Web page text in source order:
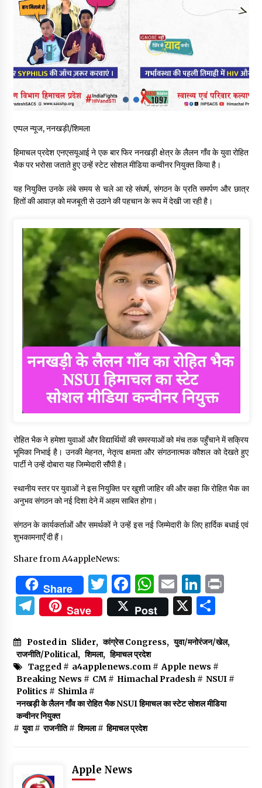
भवन एवं अन्य सन्निर्माण कामगार शीघ्र करवाएं ई-श्रम पोर्टल पर पंजीकरण
05/08/2026
ऊना में PWD का जेई 8 हजार रुपये रिश्वत लेते गिरफ्तार, ठेकेदार का बिल
पास करने के लिए मांगी थी घूस
05/08/2026
ने कहा- “हर पैसे का हिसाब जनता को मिले”
भाजपा का कांग्रेस सरकार पर हमला, प्रतिशोध की राजनीति के खिलाफ कल
04/08/2026
अंतिम तिथि अब 21 अगस्त
04/08/2026
एप्पल न्यूज, ननखड़ी/शिमला
हिमाचल प्रदेश एनएसयूआई ने एक बार फिर ननखड़ी क्षेत्र के लैलन गाँव के युवा रोहित
भैक पर भरोसा जताते हुए उन्हें स्टेट सोशल मीडिया कन्वीनर नियुक्त किया है।
यह नियुक्ति उनके लंबे समय से चले आ रहे संघर्ष, संगठन के प्रति समर्पण और छात्र
हितों की आवाज़ को मजबूती से उठाने की पहचान के रूप में देखी जा रही है।
रोहित भैक ने हमेशा युवाओं और विद्यार्थियों की समस्याओं को मंच तक पहुँचाने में सक्रिय
भूमिका निभाई है। उनकी मेहनत, नेतृत्व क्षमता और संगठनात्मक कौशल को देखते हुए
पार्टी ने उन्हें दोबारा यह जिम्मेदारी सौंपी है।
स्थानीय स्तर पर युवाओं ने इस नियुक्ति पर खुशी जाहिर की और कहा कि रोहित भैक का
अनुभव संगठन को नई दिशा देने में अहम साबित होगा।
संगठन के कार्यकर्ताओं और समर्थकों ने उन्हें इस नई जिम्मेदारी के लिए हार्दिक बधाई एवं
शुभकामनाएँ दी हैं।
Share from A4appleNews:
Share Twitter
Facebook
WhatsApp
Email
Telegram
Save Post X
Posted in Slider, कांग्रेस Congress, युवा/मनोरंजन/खेल,
राजनीति/Political, शिमला, हिमाचल प्रदेश
Tagged # a4applenews.com# Apple news #
Breaking News # CM# Himachal Pradesh# NSUI#
Politics # Shimla#
ननखड़ी के लैलन गाँव का रोहित भैक NSUI हिमाचल का स्टेट सोशल मीडिया
कन्वीनर नियुक्त
# युवा# राजनीति# शिमला# हिमाचल प्रदेश
Apple News